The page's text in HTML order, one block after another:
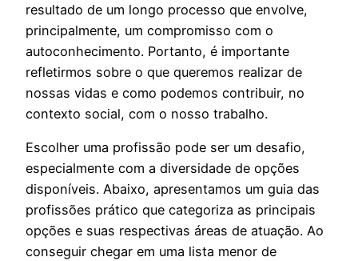
resultado de um longo processo que envolve,
principalmente, um compromisso com o
autoconhecimento. Portanto, é importante
refletirmos sobre o que queremos realizar de
nossas vidas e como podemos contribuir, no
contexto social, com o nosso trabalho.
Escolher uma profissão pode ser um desafio,
especialmente com a diversidade de opções
disponíveis. Abaixo, apresentamos um guia das
profissões prático que categoriza as principais
opções e suas respectivas áreas de atuação. Ao
conseguir chegar em uma lista menor de